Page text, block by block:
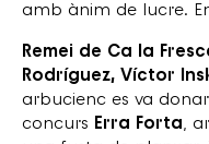
amb ànim de lucre.
Remei de Ca la
Rodríguez, Víctor
arbucienc es va
concurs Erra Forta,